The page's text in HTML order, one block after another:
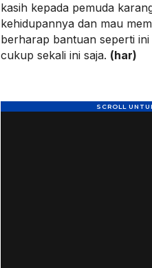
kasih kepada pemuda
kehidupannya dan mau
berharap bantuan seperti
cukup sekali ini saja. (har)